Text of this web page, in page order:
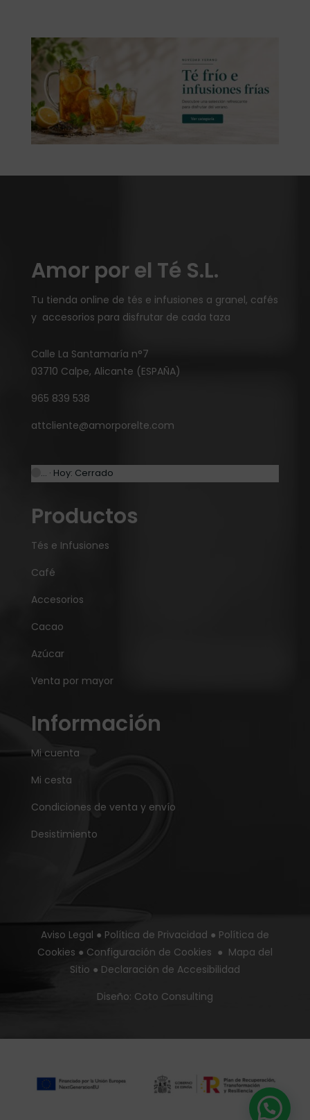
Amor por el Té S.L.
Tu tienda online de tés e infusiones a granel, cafés
y accesorios para disfrutar de cada taza
Calle La Santamaría n°7
03710 Calpe, Alicante (ESPAÑA)
965 839 538
attcliente@amorporelte.com
… · Hoy: Cerrado
Productos
Tés e Infusiones
Café
Accesorios
Cacao
Azúcar
Venta por mayor
Información
Mi cuenta
Mi cesta
Condiciones de venta y envío
Desistimiento
Aviso Legal ● Política de Privacidad ● Política de
Cookies ● Configuración de Cookies ● Mapa del
Sitio ● Declaración de Accesibilidad
Diseño: Coto Consulting